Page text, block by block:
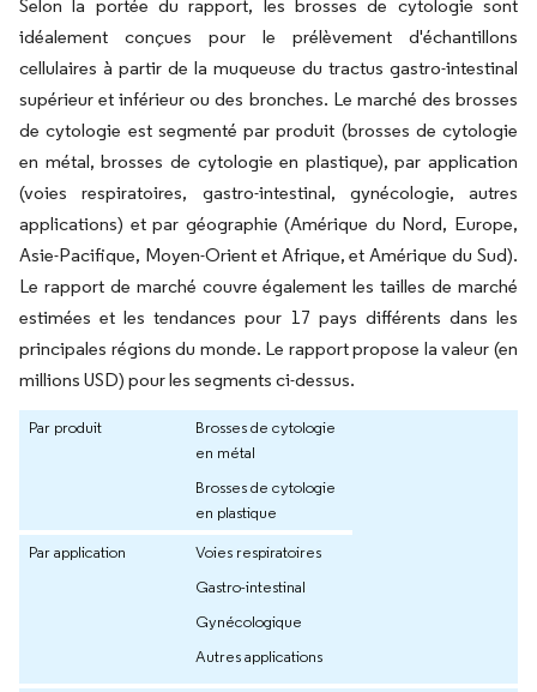
Selon la portée du rapport, les brosses de cytologie sont
idéalement conçues pour le prélèvement d'échantillons
cellulaires à partir de la muqueuse du tractus gastro-intestinal
supérieur et inférieur ou des bronches. Le marché des brosses
de cytologie est segmenté par produit (brosses de cytologie
en métal, brosses de cytologie en plastique), par application
(voies respiratoires, gastro-intestinal, gynécologie, autres
applications) et par géographie (Amérique du Nord, Europe,
Asie-Pacifique, Moyen-Orient et Afrique, et Amérique du Sud).
Le rapport de marché couvre également les tailles de marché
estimées et les tendances pour 17 pays différents dans les
principales régions du monde. Le rapport propose la valeur (en
millions USD) pour les segments ci-dessus.
Par produit
Brosses de cytologie
en métal
Brosses de cytologie
en plastique
Par application
Voies respiratoires
Gastro-intestinal
Gynécologique
Autres applications